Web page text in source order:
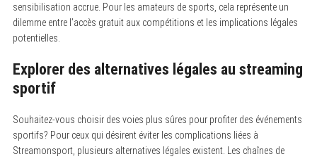
sensibilisation accrue. Pour les amateurs de sports, cela représente un
dilemme entre l’accès gratuit aux compétitions et les implications légales
potentielles.
Explorer des alternatives légales au streaming
sportif
Souhaitez-vous choisir des voies plus sûres pour profiter des événements
sportifs? Pour ceux qui désirent éviter les complications liées à
Streamonsport, plusieurs alternatives légales existent. Les chaînes de